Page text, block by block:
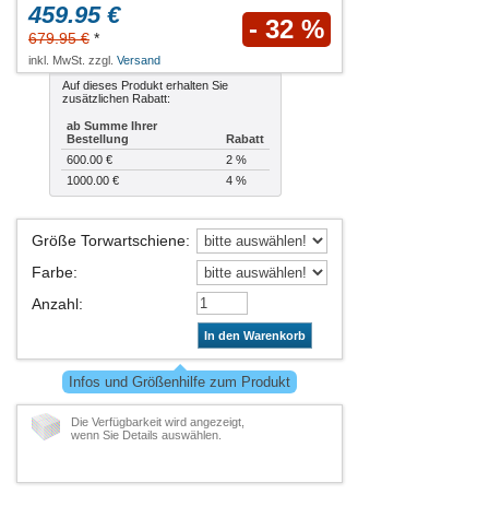
459.95 €
679.95 € * - 32 %
inkl. MwSt. zzgl. Versand
Auf dieses Produkt erhalten Sie
zusätzlichen Rabatt:
ab Summe Ihrer
Bestellung
Rabatt
600.00 €
2 %
1000.00 €
4 %
Größe Torwartschiene:
Farbe:
Anzahl:
In den Warenkorb
Infos und Größenhilfe zum Produkt
Die Verfügbarkeit wird angezeigt,
wenn Sie Details auswählen.